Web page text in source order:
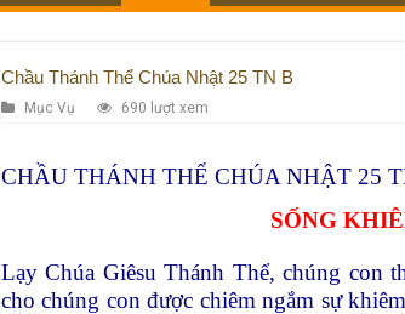
Chầu Thánh Thể Chúa Nhật 25 TN B
Mục Vụ 690 lượt xem
CHẦU THÁNH THỂ CHÚA NHẬT 25
SỐNG
Lạy Chúa Giêsu Thánh Thể, chúng con
cho chúng con được chiêm ngắm sự